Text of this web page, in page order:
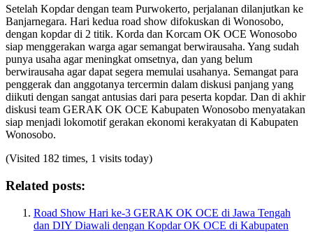
Setelah Kopdar dengan team Purwokerto, perjalanan dilanjutkan ke
Banjarnegara. Hari kedua road show difokuskan di Wonosobo,
dengan kopdar di 2 titik. Korda dan Korcam OK OCE Wonosobo
siap menggerakan warga agar semangat berwirausaha. Yang sudah
punya usaha agar meningkat omsetnya, dan yang belum
berwirausaha agar dapat segera memulai usahanya. Semangat para
penggerak dan anggotanya tercermin dalam diskusi panjang yang
diikuti dengan sangat antusias dari para peserta kopdar. Dan di akhir
diskusi team GERAK OK OCE Kabupaten Wonosobo menyatakan
siap menjadi lokomotif gerakan ekonomi kerakyatan di Kabupaten
Wonosobo.
(Visited 182 times, 1 visits today)
Related posts:
Road Show Hari ke-3 GERAK OK OCE di Jawa Tengah
dan DIY Diawali dengan Kopdar OK OCE di Kabupaten